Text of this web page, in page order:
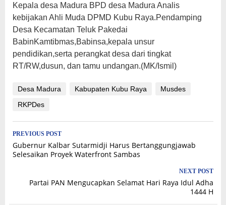
Kepala desa Madura BPD desa Madura Analis
kebijakan Ahli Muda DPMD Kubu Raya.Pendamping
Desa Kecamatan Teluk Pakedai
BabinKamtibmas,Babinsa,kepala unsur
pendidikan,serta perangkat desa dari tingkat
RT/RW,dusun, dan tamu undangan.(MK/Ismil)
Desa Madura Kabupaten Kubu Raya
Musdes
RKPDes
Post
navigation
PREVIOUS POST
Gubernur Kalbar Sutarmidji Harus Bertanggungjawab
Selesaikan Proyek Waterfront Sambas
NEXT POST
Partai PAN Mengucapkan Selamat Hari Raya Idul Adha
1444 H